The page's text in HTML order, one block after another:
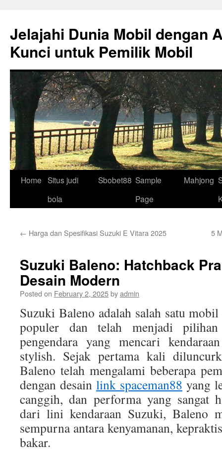
content
Jelajahi Dunia Mobil dengan
Kunci untuk Pemilik Mobil
Home Situs judi
bola
Sbobet88 Sample
Page
Mahjong
← Harga dan Spesifikasi Suzuki E Vitara 2025 5
Suzuki Baleno: Hatchback
Desain Modern
Posted on February 2, 2025byadmin
Suzuki Baleno adalah salah satu
populer dan telah menjadi
pengendara yang mencari
stylish. Sejak pertama kali
Baleno telah mengalami beberapa
dengan desain link spaceman88 yang
canggih, dan performa yang sangat
dari lini kendaraan Suzuki, Baleno
sempurna antara kenyamanan,
bakar.